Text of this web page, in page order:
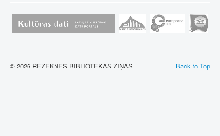
Back to Top
© 2026 RĒZEKNES BIBLIOTĒKAS ZIŅAS